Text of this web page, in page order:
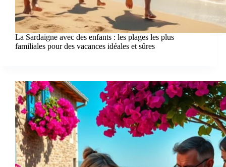
La Sardaigne avec des enfants : les plages les plus
familiales pour des vacances idéales et sûres